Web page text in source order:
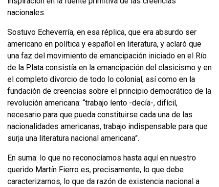
nacionales.
Sostuvo Echeverría, en esa réplica, que era absurdo ser
americano en política y español en literatura, y aclaró que
una faz del movimiento de emancipación ini­ciado en el Río
de la Plata consistía en la emancipación del clasicismo y en
el com­pleto divorcio de todo lo colonial, así como en la
fundación de creencias sobre el principio democrático de la
revolución americana: “trabajo lento -decía-, difícil,
necesario para que pueda constituirse cada una de las
nacionalidades america­nas, trabajo indispensable para que
surja una literatura nacional americana”.
En suma: lo que no reconocíamos hasta aquí en nuestro
querido Martín Fie­rro es, precisamente, lo que debe
caracterizarnos, lo que da razón de existencia nacional a